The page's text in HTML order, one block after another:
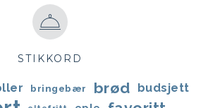
STIKKORD
bringebær brød budsjett